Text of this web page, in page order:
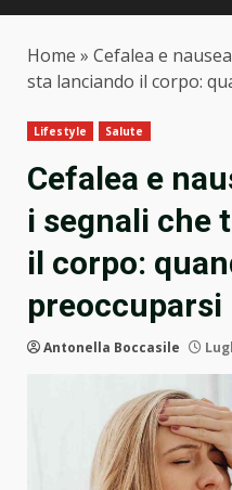
Home » Cefalea e
sta lanciando il corpo:
Lifestyle Salute
Cefalea e
i segnali che
il corpo:
preoccuparsi
Antonella Boccasile